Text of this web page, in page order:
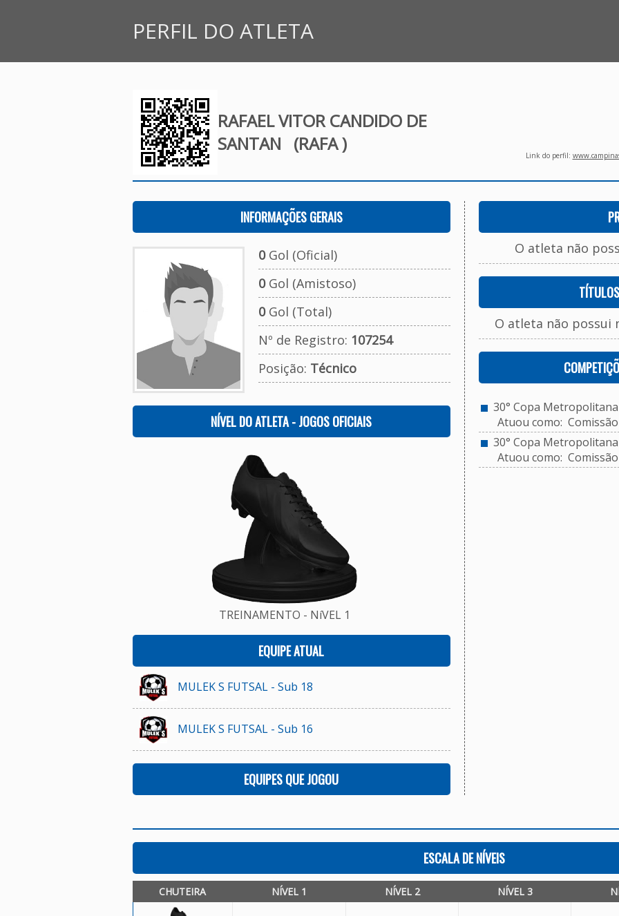
PERFIL DO ATLETA
RAFAEL VITOR CANDIDO DE
SANTAN
(RAFA )
Link do perfil:
INFORMAÇÕES GERAIS
0Gol (Oficial)
0Gol (Amistoso)
0Gol (Total)
Nº de Registro: 107254
Posição: Técnico
NÍVEL DO ATLETA - JOGOS OFICIAIS
TREINAMENTO - NíVEL 1
EQUIPE ATUAL
MULEK S FUTSAL - Sub 18
MULEK S FUTSAL - Sub 16
EQUIPES QUE JOGOU
O atleta não
O atleta não possui
30° Copa Metropolitana
Atuou como: Comissão
30° Copa Metropolitana
Atuou como: Comissão
ESCALA DE NÍVEIS
CHUTEIRA NÍVEL 1 NÍVEL 2 NÍVEL 3